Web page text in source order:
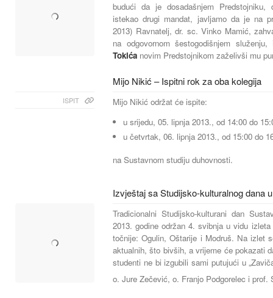
budući da je dosadašnjem
istekao drugi mandat, javljamo da je na
2013) Ravnatelj, dr. sc. Vinko Mamić,
na odgovornom šestogodišnjem
Tokića novim Predstojnikom zaželivši mu
Mijo Nikić – Ispitni rok za oba kolegija
ISPIT
Mijo Nikić održat će ispite:
u srijedu, 05. lipnja 2013., od 14:00 do
u četvrtak, 06. lipnja 2013., od 15:00 do
na Sustavnom studiju duhovnosti.
Izvještaj sa Studijsko-kulturalnog dana
Tradicionalni Studijsko-kulturani dan
2013. godine održan 4. svibnja u vidu
točnije: Ogulin, Oštarije i Modruš. Na izlet
aktualnih, što bivših, a vrijeme će pokazati
studenti ne bi izgubili sami putujući u
o. Jure Zečević, o. Franjo Podgorelec i